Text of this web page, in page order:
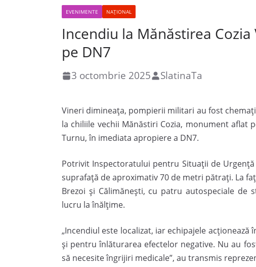
EVENIMENTE NAȚIONAL
Incendiu la Mănăstirea
pe DN7
3 octombrie 2025 SlatinaTa
Vineri dimineața, pompierii militari au fost
la chiliile vechii Mănăstiri Cozia, monument aflat
Turnu, în imediata apropiere a DN7.
Potrivit Inspectoratului pentru Situații de
suprafață de aproximativ 70 de metri pătrați. La
Brezoi și Călimănești, cu patru autospeciale de
lucru la înălțime.
„Incendiul este localizat, iar echipajele
și pentru înlăturarea efectelor negative. Nu au
să necesite îngrijiri medicale”, au transmis